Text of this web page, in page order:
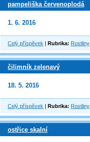
pampeliška červenoplodá
1. 6. 2016
Celý příspěvek | Rubrika: Rostliny
čilimník zelenavý
18. 5. 2016
Celý příspěvek | Rubrika: Rostliny
ostřice skalní